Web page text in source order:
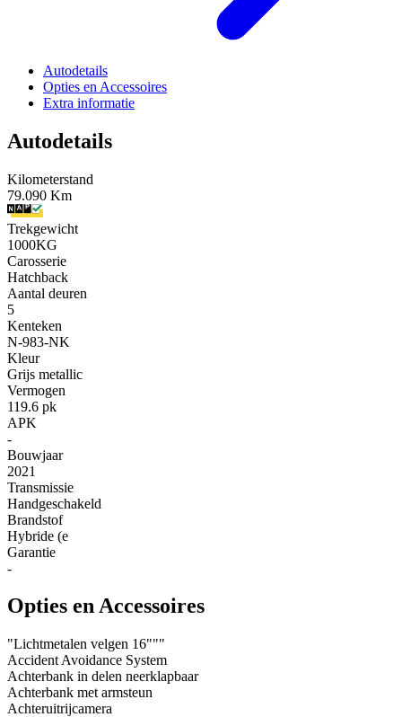
Autodetails
Opties en Accessoires
Extra informatie
Autodetails
Kilometerstand
79.090 Km
Trekgewicht
1000KG
Carosserie
Hatchback
Aantal deuren
5
Kenteken
N-983-NK
Kleur
Grijs metallic
Vermogen
119.6 pk
APK
-
Bouwjaar
2021
Transmissie
Handgeschakeld
Brandstof
Hybride (e
Garantie
-
Opties en Accessoires
"Lichtmetalen velgen 16"""
Accident Avoidance System
Achterbank in delen neerklapbaar
Achterbank met armsteun
Achteruitrijcamera